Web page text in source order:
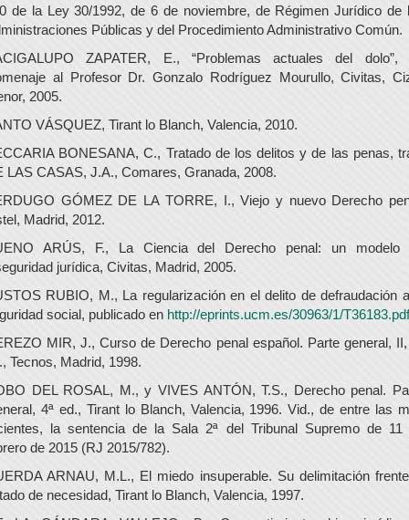
de la Ley 30/1992, de 6 de noviembre, de Régimen Jurídico de
Públicas y del Procedimiento Administrativo Común.
ZAPATER, E., “Problemas actuales del dolo”,
al Profesor Dr. Gonzalo Rodríguez Mourullo, Civitas,
2005.
VÁSQUEZ, Tirant lo Blanch, Valencia, 2010.
BONESANA, C., Tratado de los delitos y de las penas,
LAS CASAS, J.A., Comares, Granada, 2008.
GÓMEZ DE LA TORRE, I., Viejo y nuevo Derecho
Madrid, 2012.
ARÚS, F., La Ciencia del Derecho penal: un modelo
jurídica, Civitas, Madrid, 2005.
RUBIO, M., La regularización en el delito de defraudación
social, publicado en http://eprints.ucm.es/30963/1/T36183.pdf
MIR, J., Curso de Derecho penal español. Parte general, II,
Tecnos, Madrid, 1998.
DEL ROSAL, M., y VIVES ANTÓN, T.S., Derecho penal.
4ª ed., Tirant lo Blanch, Valencia, 1996. Vid., de entre las
la sentencia de la Sala 2ª del Tribunal Supremo de 11
de 2015 (RJ 2015/782).
ARNAU, M.L., El miedo insuperable. Su delimitación
de necesidad, Tirant lo Blanch, Valencia, 1997.